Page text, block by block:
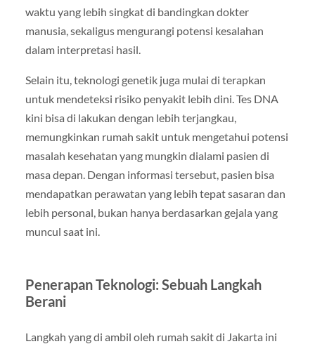
waktu yang lebih singkat di bandingkan dokter
manusia, sekaligus mengurangi potensi kesalahan
dalam interpretasi hasil.
Selain itu, teknologi genetik juga mulai di terapkan
untuk mendeteksi risiko penyakit lebih dini. Tes DNA
kini bisa di lakukan dengan lebih terjangkau,
memungkinkan rumah sakit untuk mengetahui potensi
masalah kesehatan yang mungkin dialami pasien di
masa depan. Dengan informasi tersebut, pasien bisa
mendapatkan perawatan yang lebih tepat sasaran dan
lebih personal, bukan hanya berdasarkan gejala yang
muncul saat ini.
Penerapan Teknologi: Sebuah Langkah
Berani
Langkah yang di ambil oleh rumah sakit di Jakarta ini